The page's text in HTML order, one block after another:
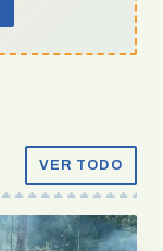
VER TODO